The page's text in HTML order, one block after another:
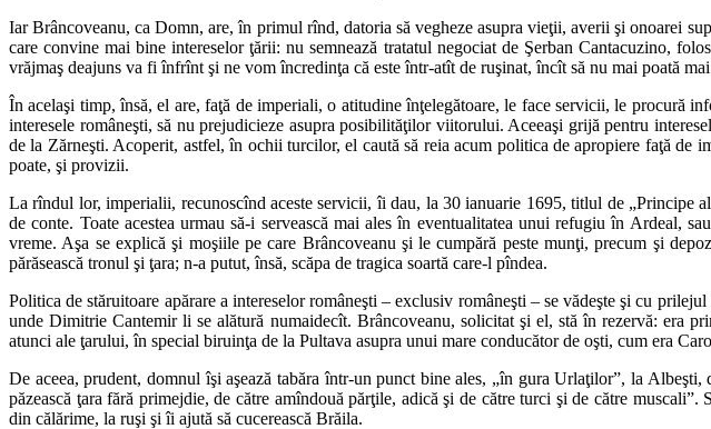
Iar Brâncoveanu, ca Domn, are, în primul rînd, datoria să vegheze asupra vieţii, averii şi onoarei
care convine mai bine intereselor ţării: nu semnează tratatul negociat de Şerban Cantacuzino,
vrăjmaş deajuns va fi înfrînt şi ne vom încredinţa că este într-atît de ruşinat, încît să nu mai poată
În acelaşi timp, însă, el are, faţă de imperiali, o atitudine înţelegătoare, le face servicii, le procură
interesele româneşti, să nu prejudicieze asupra posibilităţilor viitorului. Aceeaşi grijă pentru
de la Zărneşti. Acoperit, astfel, în ochii turcilor, el caută să reia acum politica de apropiere faţă
poate, şi provizii.
La rîndul lor, imperialii, recunoscînd aceste servicii, îi dau, la 30 ianuarie 1695, titlul de „Principe
de conte. Toate acestea urmau să-i servească mai ales în eventualitatea unui refugiu în Ardeal,
vreme. Aşa se explică şi moşiile pe care Brâncoveanu şi le cumpără peste munţi, precum şi
părăsească tronul şi ţara; n-a putut, însă, scăpa de tragica soartă care-l pîndea.
Politica de stăruitoare apărare a intereselor româneşti – exclusiv româneşti – se vădeşte şi cu
unde Dimitrie Cantemir li se alătură numaidecît. Brâncoveanu, solicitat şi el, stă în rezervă: era
atunci ale ţarului, în special biruinţa de la Pultava asupra unui mare conducător de oşti, cum era
De aceea, prudent, domnul îşi aşează tabăra într-un punct bine ales, „în gura Urlaţilor”, la
păzească ţara fără primejdie, de către amîndouă părţile, adică şi de către turci şi de către
din călărime, la ruşi şi îi ajută să cucerească Brăila.